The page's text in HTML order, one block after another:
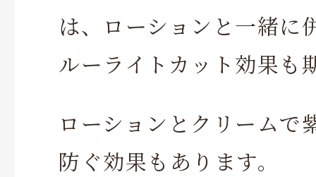
は、ローションと一緒に
ルーライトカット効果も
ローションとクリームで
防ぐ効果もあります。